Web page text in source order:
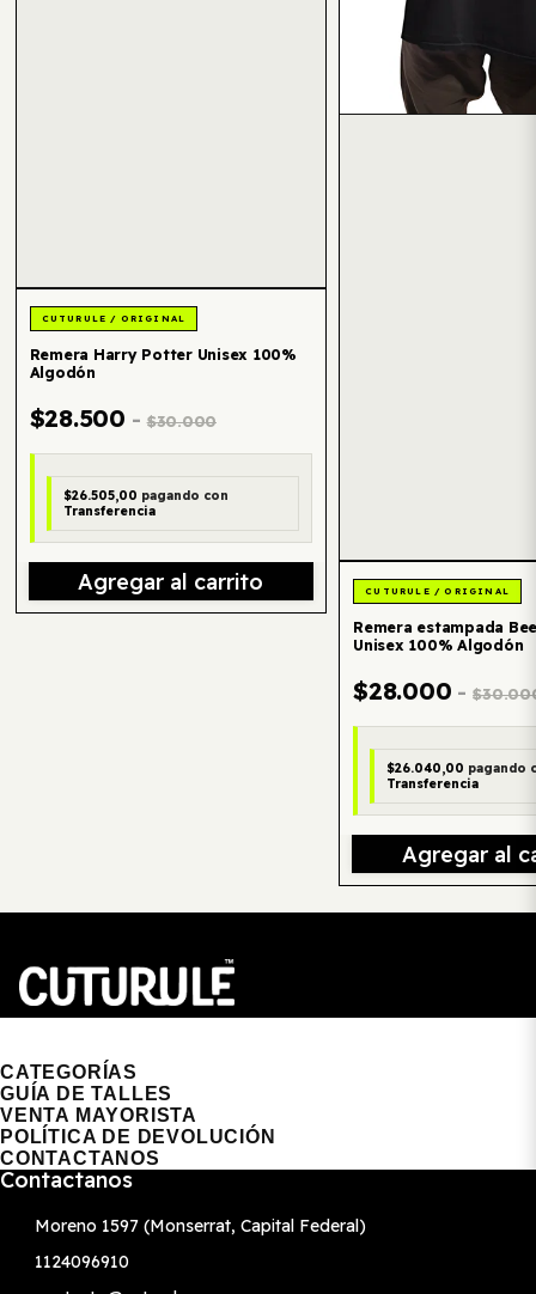
Remera Harry Potter Unisex 100%
Algodón
$28.500 - $30.000
$26.505,00 pagando con
Transferencia
Agregar al carrito
Remera estampada
Unisex 100% Algodón
$28.000 -
$26.040,00 pagando
Transferencia
Agregar al
CATEGORÍAS
GUÍA DE TALLES
VENTA MAYORISTA
POLÍTICA DE DEVOLUCIÓN
CONTACTANOS
Contactanos
Moreno 1597 (Monserrat, Capital Federal)
1124096910